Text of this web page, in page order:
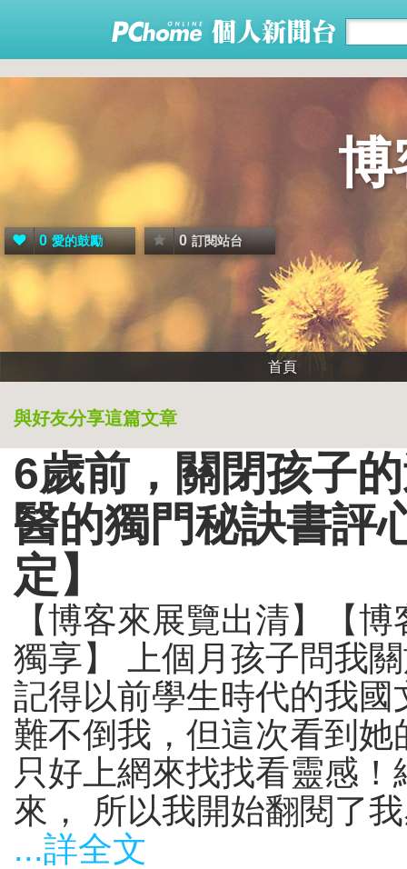
博
0 愛的鼓勵 0 訂閱站台
首頁
與好友分享這篇文章
6歲前，關閉孩子
醫的獨門秘訣書評
定】
【博客來展覽出清】【
獨享】 上個月孩子問我
記得以前學生時代的我
難不倒我，但這次看到
只好上網來找找看靈感
來， 所以我開始翻閱了
...詳全文